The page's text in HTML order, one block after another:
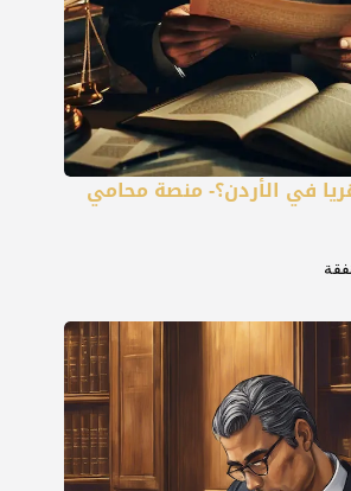
في الأردن؟- منصة محامي